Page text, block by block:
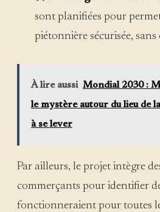
sont planifiées pour
piétonnière sécurisée,
À lire aussi Mondial 2030 :
le mystère autour du lieu de
à se lever
Par ailleurs, le projet intègre
commerçants pour identifier
fonctionneraient pour toutes